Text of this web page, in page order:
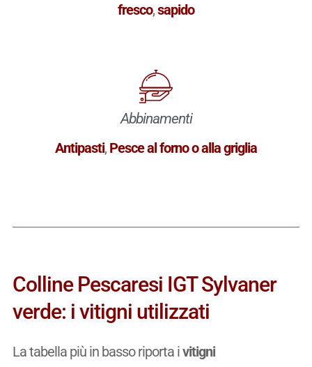
fresco,sapido
Abbinamenti
Antipasti, Pesce al forno o alla griglia
Colline Pescaresi IGT Sylvaner
verde: i vitigni utilizzati
La tabella più in basso riporta ivitigni